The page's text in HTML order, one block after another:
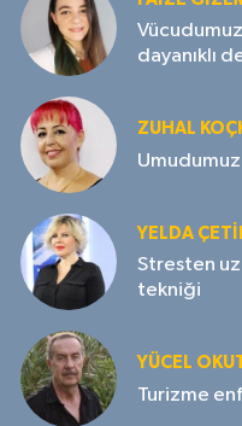
dayanıklı
ZUHAL
YELDA
Stresten
tekniği
YÜCEL
Turizme